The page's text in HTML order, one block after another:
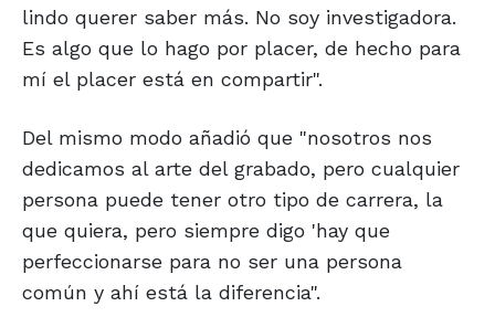
lindo querer saber más. No soy investigadora.
Es algo que lo hago por placer, de hecho para
mí el placer está en compartir".
Del mismo modo añadió que "nosotros nos
dedicamos al arte del grabado, pero cualquier
persona puede tener otro tipo de carrera, la
que quiera, pero siempre digo 'hay que
perfeccionarse para no ser una persona
común y ahí está la diferencia".